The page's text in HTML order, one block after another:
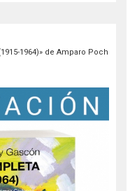
1964)» de Amparo Poch